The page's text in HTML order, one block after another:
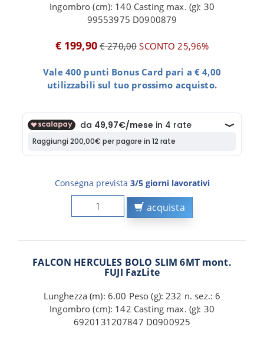
Ingombro (cm): 140 Casting max. (g): 30
99553975 D0900879
€ 199,90 € 270,00SCONTO 25,96%
Vale 400 punti Bonus Card pari a € 4,00
utilizzabili sul tuo prossimo acquisto.
Consegna prevista 3/5 giorni lavorativi
acquista
FALCON HERCULES BOLO SLIM 6MT mont.
FUJI FazLite
Lunghezza (m): 6.00 Peso (g): 232 n. sez.: 6
Ingombro (cm): 142 Casting max. (g): 30
6920131207847 D0900925